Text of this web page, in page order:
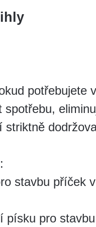
potřebujete
stavbu příček
pro